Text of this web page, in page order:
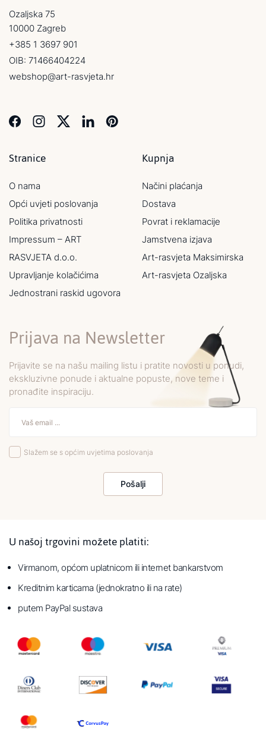
Ozaljska 75
10000 Zagreb
+385 1 3697 901
OIB: 71466404224
webshop@art-rasvjeta.hr
Stranice
O nama
Opći uvjeti poslovanja
Politika privatnosti
Impressum – ART
RASVJETA d.o.o.
Upravljanje kolačićima
Jednostrani raskid ugovora
Kupnja
Načini plaćanja
Dostava
Povrat i reklamacije
Jamstvena izjava
Art-rasvjeta Maksimirska
Art-rasvjeta Ozaljska
Prijava na Newsletter
Prijavite se na našu mailing listu i pratite novosti u ponudi,
ekskluzivne ponude i aktualne popuste, nove teme i
pronađite inspiraciju.
Slažem se s općim uvjetima poslovanja
Pošalji
U našoj trgovini možete platiti:
Virmanom, općom uplatnicom ili internet bankarstvom
Kreditnim karticama (jednokratno ili na rate)
putem PayPal sustava